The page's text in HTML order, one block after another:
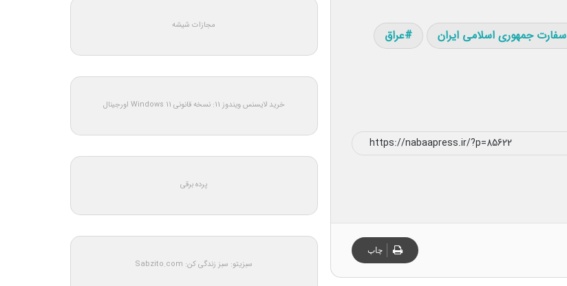
سفارت جمهوری اسلامی ایران
عراق
چاپ
مجازات شیشه
خرید لایسنس ویندوز 11: نسخه قانونی Windows 11 اورجینال
پرده برقی
سبزیتو: سبز زندگی کن: Sabzito.com